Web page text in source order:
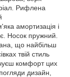
Рифлена
амортизація і
Носок пружний.
що найбільш
твій стиль
комфорт цих
дизайн,